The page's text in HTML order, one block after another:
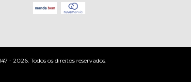
- 2026. Todos os direitos reservados.